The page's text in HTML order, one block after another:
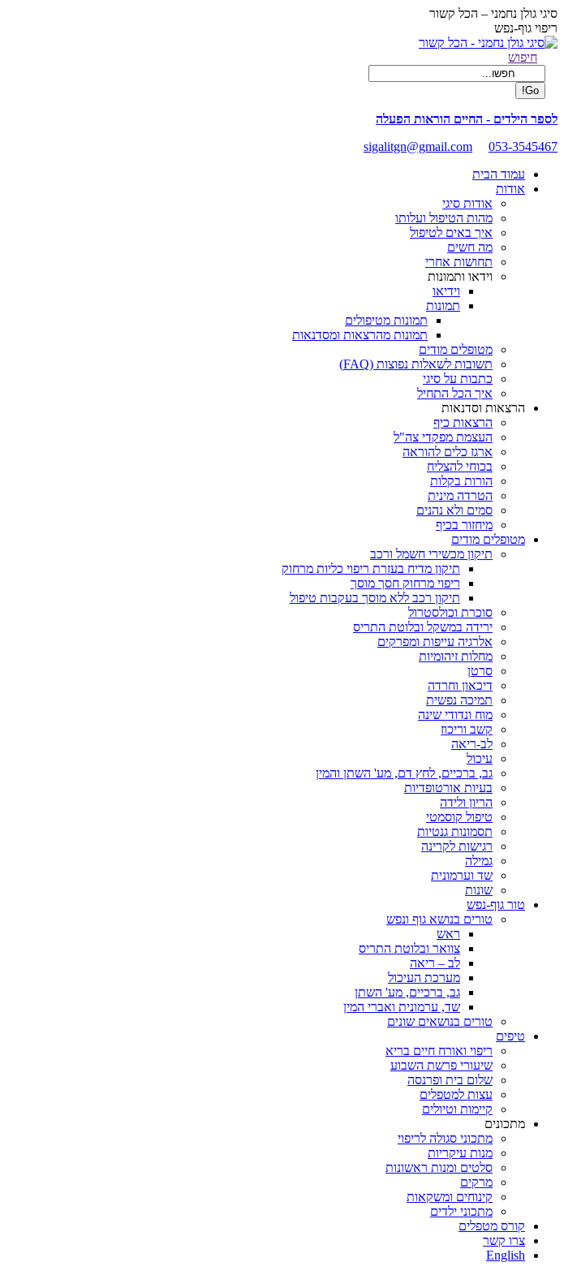
Skip
to
content
סיגי גולן נחמני – הכל קשור
ריפוי גוף-נפש
Facebook
opens
new
window
Search:
חיפוש
לספר הילדים - החיים הוראות הפעלה
sigalitgn@gmail.com
053-3545467
עמוד הבית
אודות
אודות סיגי
מהות הטיפול ועלותו
איך באים לטיפול
מה חשים
תחושות אחרי
וידאו ותמונות
וידיאו
תמונות
תמונות מטיפולים
תמונות מהרצאות ומסדנאות
מטופלים מודים
תשובות לשאלות נפוצות (FAQ)
כתבות על סיגי
איך הכל התחיל
הרצאות וסדנאות
הרצאות כיף
העצמת מפקדי צה"ל
ארגז כלים להוראה
בכוחי להצליח
הורות בקלות
הטרדה מינית
סמים ולא נהנים
מיחזור בכיף
מטופלים מודים
תיקון מכשירי חשמל ורכב
תיקון מדיח בעזרת ריפוי כליות מרחוק
ריפוי מרחוק חסך מוסך
תיקון רכב ללא מוסך בעקבות טיפול
סוכרת וכולסטרול
ירידה במשקל ובלוטת התריס
אלרגיה עייפות ומפרקים
מחלות זיהומיות
סרטן
דיכאון וחרדה
תמיכה נפשית
מוח ונדודי שינה
קשב וריכוז
לב-ריאה
עיכול
גב, ברכיים, לחץ דם, מע' השתן והמין
בעיות אורטופדיות
הריון ולידה
טיפול קוסמטי
תסמונות גנטיות
רגישות לקרינה
גמילה
שד וערמונית
שונות
טור גוף-נפש
טורים בנושא גוף ונפש
ראש
צוואר ובלוטת התריס
לב – ריאה
מערכת העיכול
גב, ברכיים, מע' השתן
שד, ערמונית ואברי המין
טורים בנושאים שונים
טיפים
ריפוי ואורח חיים בריא
שיעורי פרשת השבוע
שלום בית ופרנסה
עצות למטפלים
קיימות וטיולים
מתכונים
מתכוני סגולה לריפוי
מנות עיקריות
סלטים ומנות ראשונות
מרקים
קינוחים ומשקאות
מתכוני ילדים
קורס מטפלים
צרו קשר
English